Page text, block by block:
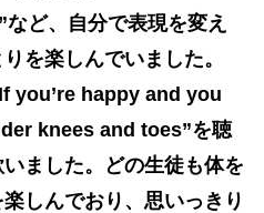
ど、自分で表現を変え
を楽しんでいました。
you’re happy and you
knees and toes”を聴
ました。どの生徒も体を
しんでおり、思いっきり